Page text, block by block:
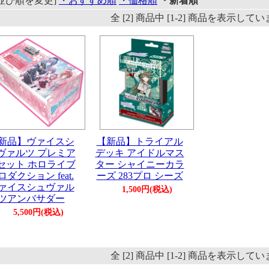
全 [2] 商品中 [1-2] 商品を表示してい
品】ヴァイスシ
ァルツ プレミア
ット ホロライブ
ダクション feat.
イスシュヴァル
アンバサダー
5,500円(税込)
【新品】トライアル
デッキ アイドルマス
ター シャイニーカラ
ーズ 283プロ シーズ
1,500円(税込)
全 [2] 商品中 [1-2] 商品を表示してい